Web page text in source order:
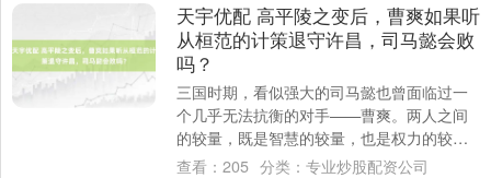
天宇优配 高平陵之变后，曹爽如果听
从桓范的计策退守许昌，司马懿会败
吗？
三国时期，看似强大的司马懿也曾面临过一
个几乎无法抗衡的对手——曹爽。两人之间
的较量，既是智慧的较量，也是权力的较
量。在这场斗争中，精通人性弱点的司马懿
查看： 205 分类： 专业炒股配资公司